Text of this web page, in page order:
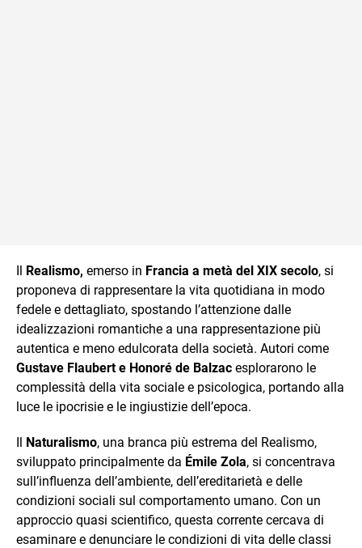
Il Realismo, emerso in Francia a metà del XIX secolo, si
proponeva di rappresentare la vita quotidiana in modo
fedele e dettagliato, spostando l’attenzione dalle
idealizzazioni romantiche a una rappresentazione più
autentica e meno edulcorata della società. Autori come
Gustave Flaubert e Honoré de Balzac esplorarono le
complessità della vita sociale e psicologica, portando alla
luce le ipocrisie e le ingiustizie dell’epoca.
Il Naturalismo, una branca più estrema del Realismo,
sviluppato principalmente da Émile Zola, si concentrava
sull’influenza dell’ambiente, dell’ereditarietà e delle
condizioni sociali sul comportamento umano. Con un
approccio quasi scientifico, questa corrente cercava di
esaminare e denunciare le condizioni di vita delle classi